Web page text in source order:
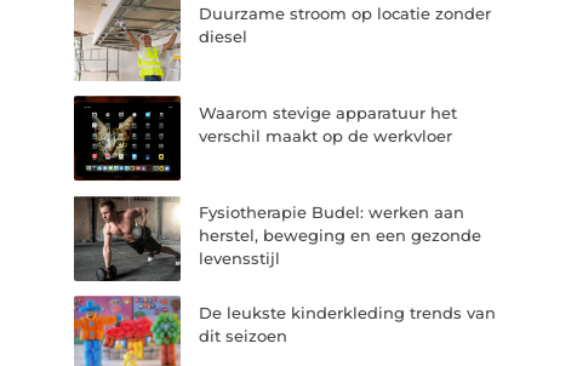
Duurzame stroom op locatie zonder
diesel
Waarom stevige apparatuur het
verschil maakt op de werkvloer
Fysiotherapie Budel: werken aan
herstel, beweging en een gezonde
levensstijl
De leukste kinderkleding trends van
dit seizoen